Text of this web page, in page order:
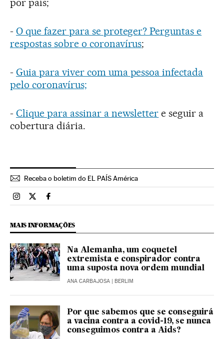
por país;
- O que fazer para se proteger? Perguntas e
respostas sobre o coronavírus;
- Guia para viver com uma pessoa infectada
pelo coronavírus;
- Clique para assinar a newsletter e seguir a
cobertura diária.
Receba o boletim do EL PAÍS América
Brasil El País Brasil en Instagram
Brasil El País Brasil en Twitter
Brasil El País Brasil en Facebook
MAIS INFORMAÇÕES
Na Alemanha, um coquetel
extremista e conspirador contra
uma suposta nova ordem mundial
ANA CARBAJOSA | BERLIM
Por que sabemos que se conseguirá
a vacina contra a covid-19, se nunca
conseguimos contra a Aids?